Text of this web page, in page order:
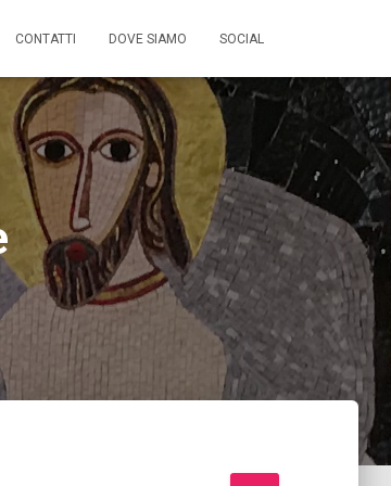
CONTATTI DOVE SIAMO SOCIAL